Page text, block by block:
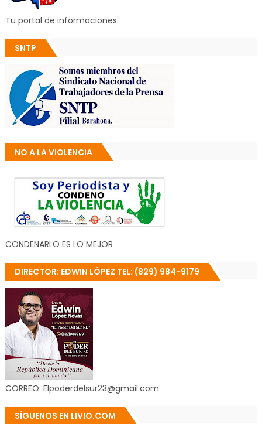
Tu portal de informaciones.
SNTP
NO A LA VIOLENCIA
CONDENARLO ES LO MEJOR
DIRECTOR: EDWIN LÓPEZ TEL: (829) 984-9179
CORREO: Elpoderdelsur23@gmail.com
SÍGUENOS EN LIVIO.COM